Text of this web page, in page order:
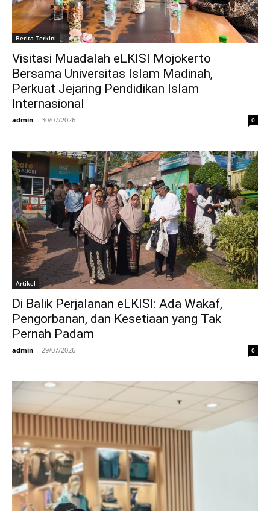
Berita Terkini
Visitasi Muadalah eLKISI Mojokerto
Bersama Universitas Islam Madinah,
Perkuat Jejaring Pendidikan Islam
Internasional
admin - 30/07/2026 0
Artikel
Di Balik Perjalanan eLKISI: Ada Wakaf,
Pengorbanan, dan Kesetiaan yang Tak
Pernah Padam
admin - 29/07/2026 0